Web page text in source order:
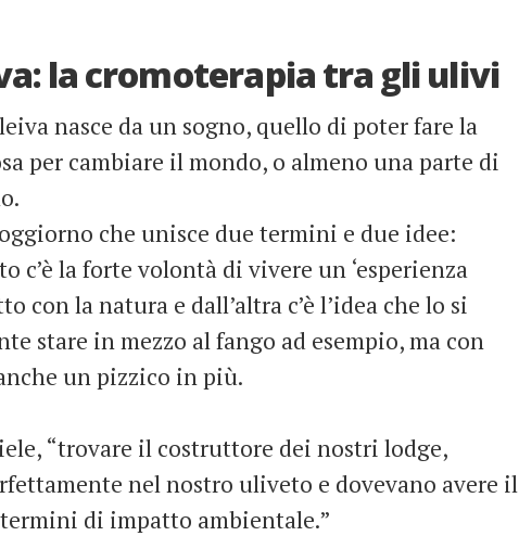
la cromoterapia tra gli ulivi
nasce da un sogno, quello di poter fare la
per cambiare il mondo, o almeno una parte di
che unisce due termini e due idee:
c’è la forte volontà di vivere un ‘esperienza
con la natura e dall’altra c’è l’idea che lo si
stare in mezzo al fango ad esempio, ma con
un pizzico in più.
“trovare il costruttore dei nostri lodge,
nel nostro uliveto e dovevano avere il
di impatto ambientale.”